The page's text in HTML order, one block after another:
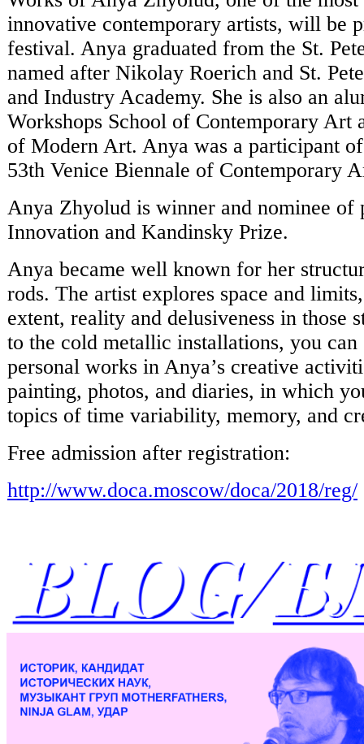
innovative contemporary artists, will be
festival. Anya graduated from the St.
named after Nikolay Roerich and St.
and Industry Academy. She is also an
Workshops School of Contemporary Art
of Modern Art. Anya was a participant
53th Venice Biennale of Contemporary
Anya Zhyolud is winner and nominee of
Innovation and Kandinsky Prize.
Anya became well known for her
rods. The artist explores space and
extent, reality and delusiveness in those
to the cold metallic installations, you can
personal works in Anya’s creative
painting, photos, and diaries, in which
topics of time variability, memory, and
Free admission after registration:
http://www.doca.moscow/doca/2018/reg/